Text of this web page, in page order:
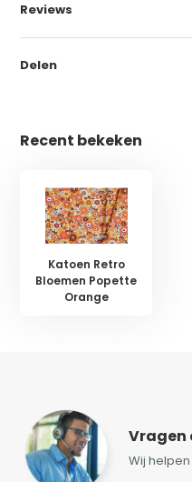
Reviews
Delen
Recent bekeken
Katoen Retro
Bloemen Popette
Orange
Vragen
Wij